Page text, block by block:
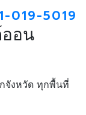
019-5019
อน
จังหวัด ทุกพื้นที่